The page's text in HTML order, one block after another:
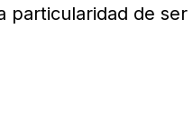
particularidad de ser